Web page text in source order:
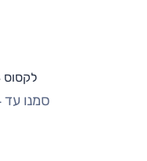
לקסוס LS מחירון וגרסאות
סמנו עד 4 גרסאות להשוואה